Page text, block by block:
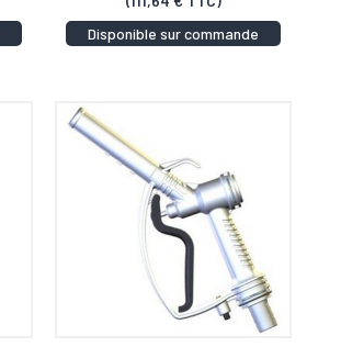
Disponible sur commande